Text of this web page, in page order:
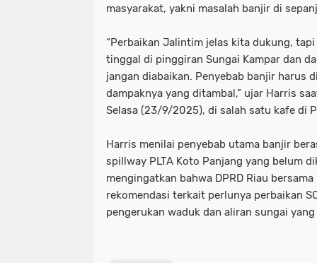
masyarakat, yakni masalah banjir di
“Perbaikan Jalintim jelas kita dukung,
tinggal di pinggiran Sungai Kampar dan
jangan diabaikan. Penyebab banjir harus
dampaknya yang ditambal,” ujar Harris
Selasa (23/9/2025), di salah satu kafe di
Harris menilai penyebab utama banjir
spillway PLTA Koto Panjang yang belum
mengingatkan bahwa DPRD Riau
rekomendasi terkait perlunya perbaikan
pengerukan waduk dan aliran sungai